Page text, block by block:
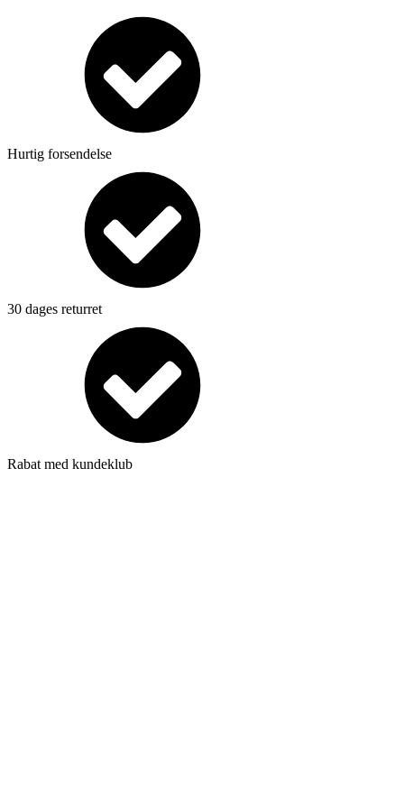
Hurtig forsendelse
30 dages returret
Rabat med kundeklub